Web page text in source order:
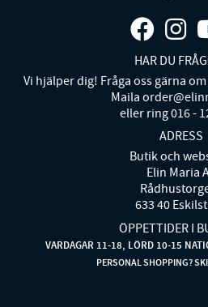
HAR DU
Vi hjälper dig! Fråga oss gärna
Maila
eller ring 016 -
ADRESS
Butik och
Elin Maria
633 40
ÖPPETTIDER I
VARDAGAR 11-18, LÖRD 10-15
PERSONAL SHOPPING?